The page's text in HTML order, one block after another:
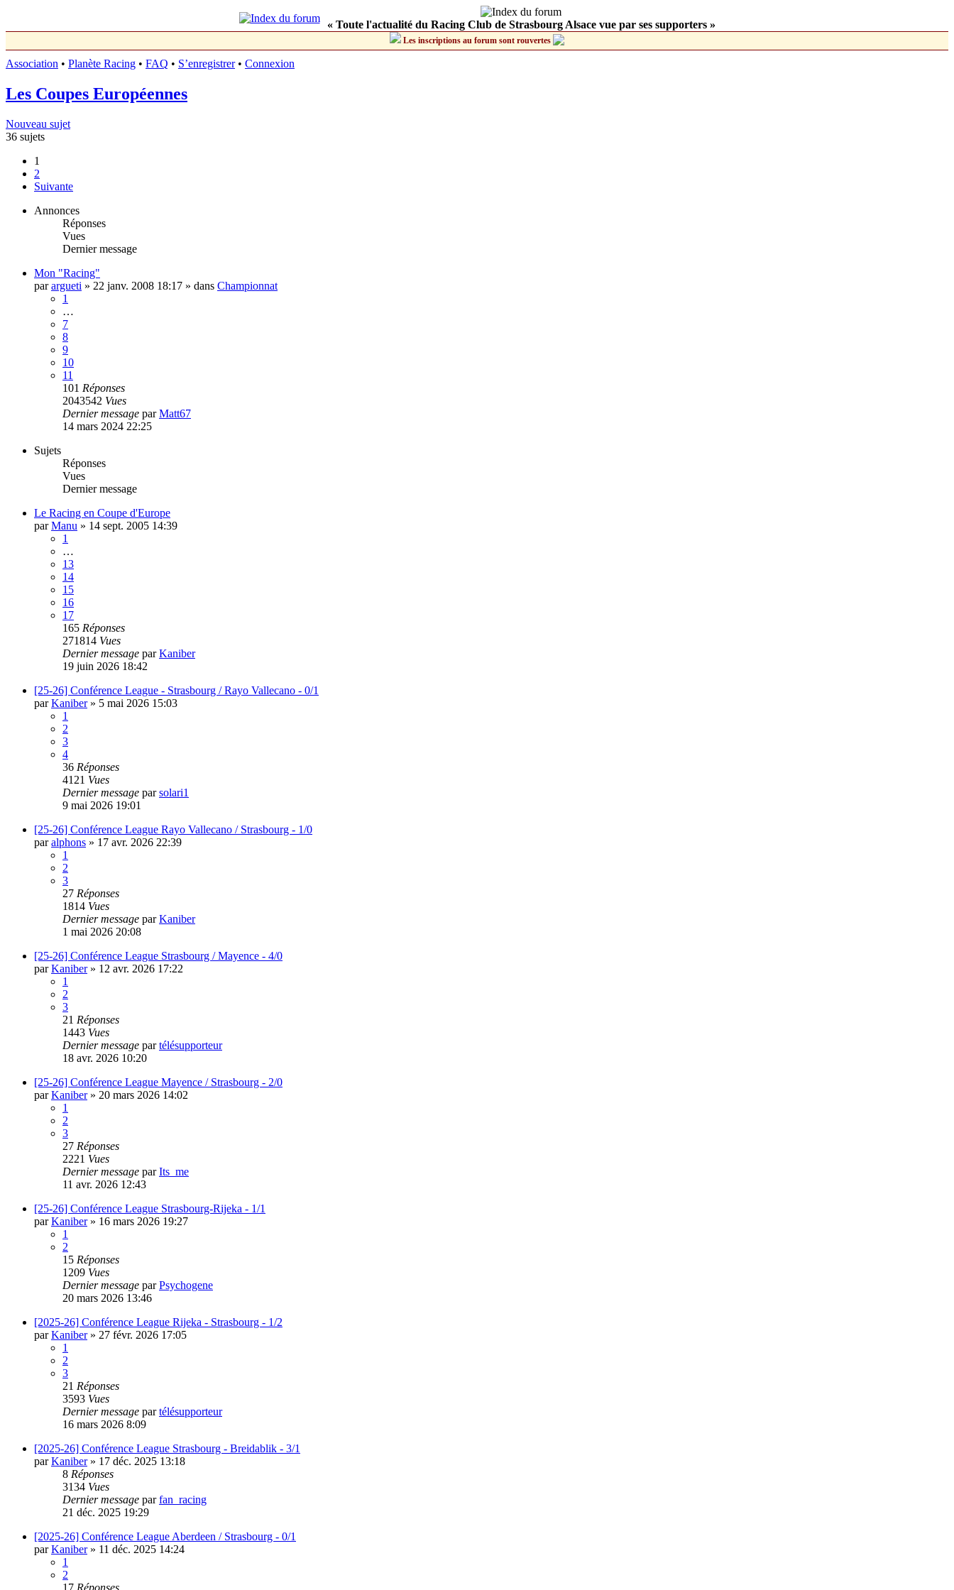
« Toute l'actualité du Racing Club de Strasbourg Alsace vue par ses supporters »
Les inscriptions au forum sont rouvertes
Association • Planète Racing • FAQ • S’enregistrer• Connexion
Les Coupes Européennes
Nouveau sujet
36 sujets
1
2
Suivante
Annonces
Réponses
Vues
Dernier message
Mon "Racing"
parargueti » 22 janv. 2008 18:17 » dans Championnat
1
…
7
8
9
10
11
101 Réponses
2043542 Vues
Dernier message parMatt67
14 mars 2024 22:25
Sujets
Réponses
Vues
Dernier message
Le Racing en Coupe d'Europe
parManu » 14 sept. 2005 14:39
1
…
13
14
15
16
17
165 Réponses
271814 Vues
Dernier message parKaniber
19 juin 2026 18:42
[25-26] Conférence League - Strasbourg / Rayo Vallecano - 0/1
parKaniber» 5 mai 2026 15:03
1
2
3
4
36 Réponses
4121 Vues
Dernier message parsolari1
9 mai 2026 19:01
[25-26] Conférence League Rayo Vallecano / Strasbourg - 1/0
paralphons » 17 avr. 2026 22:39
1
2
3
27 Réponses
1814 Vues
Dernier message parKaniber
1 mai 2026 20:08
[25-26] Conférence League Strasbourg / Mayence - 4/0
parKaniber» 12 avr. 2026 17:22
1
2
3
21 Réponses
1443 Vues
Dernier message partélésupporteur
18 avr. 2026 10:20
[25-26] Conférence League Mayence / Strasbourg - 2/0
parKaniber» 20 mars 2026 14:02
1
2
3
27 Réponses
2221 Vues
Dernier message parIts_me
11 avr. 2026 12:43
[25-26] Conférence League Strasbourg-Rijeka - 1/1
parKaniber» 16 mars 2026 19:27
1
2
15 Réponses
1209 Vues
Dernier message parPsychogene
20 mars 2026 13:46
[2025-26] Conférence League Rijeka - Strasbourg - 1/2
parKaniber» 27 févr. 2026 17:05
1
2
3
21 Réponses
3593 Vues
Dernier message partélésupporteur
16 mars 2026 8:09
[2025-26] Conférence League Strasbourg - Breidablik - 3/1
parKaniber» 17 déc. 2025 13:18
8 Réponses
3134 Vues
Dernier message parfan_racing
21 déc. 2025 19:29
[2025-26] Conférence League Aberdeen / Strasbourg - 0/1
parKaniber» 11 déc. 2025 14:24
1
2
17 Réponses